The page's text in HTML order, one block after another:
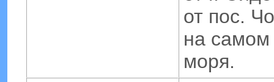
от пос.
на самом
моря.